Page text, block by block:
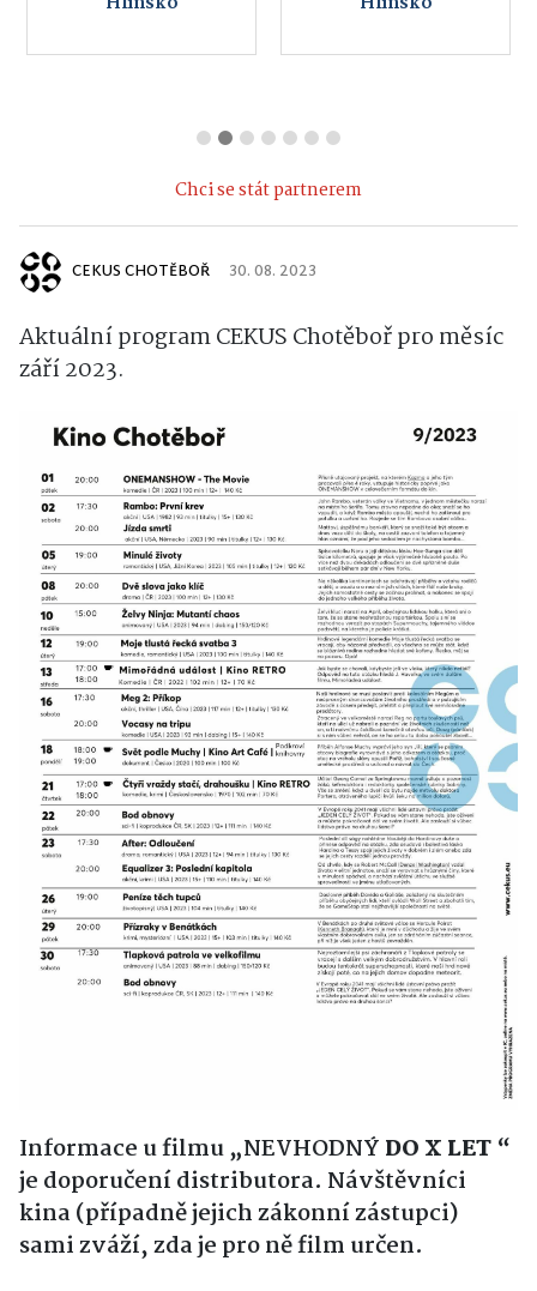
Chci se stát partnerem
CEKUS CHOTĚBOŘ 30. 08. 2023
Aktuální program CEKUS Chotěboř pro měsíc
září 2023.
Informace u filmu „NEVHODNÝ DO X LET “
je doporučení distributora. Návštěvníci
kina (případně jejich zákonní zástupci)
sami zváží, zda je pro ně film určen.